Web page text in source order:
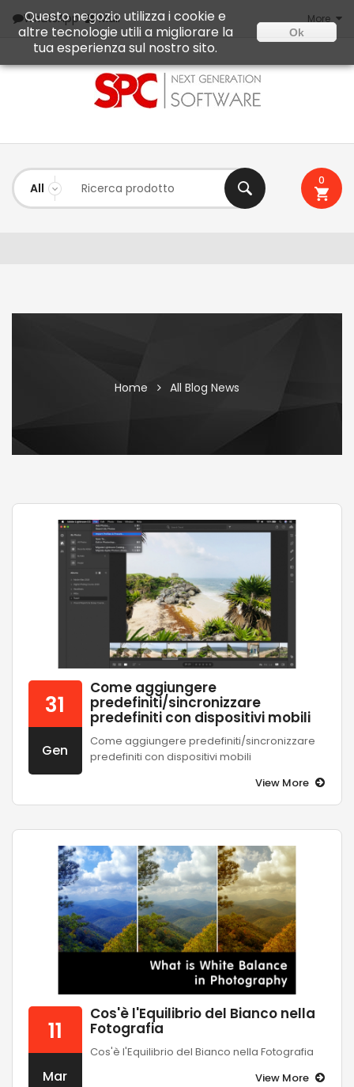
WhatsApp Mail More
0
Home All Blog News
31
Gen
Come aggiungere
predefiniti/sincronizzare
predefiniti con dispositivi mobili
Come aggiungere predefiniti/sincronizzare
predefiniti con dispositivi mobili
View More
11
Mar
Cos'è l'Equilibrio del Bianco nella
Fotografia
Cos'è l'Equilibrio del Bianco nella Fotografia
View More
Questo negozio utilizza i cookie e
altre tecnologie utili a migliorare la
tua esperienza sul nostro sito.
Ok